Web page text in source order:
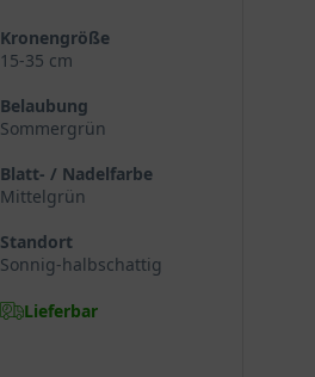
Kronengröße
15-35 cm
Belaubung
Sommergrün
Blatt- / Nadelfarbe
Mittelgrün
Standort
Sonnig-halbschattig
Lieferbar